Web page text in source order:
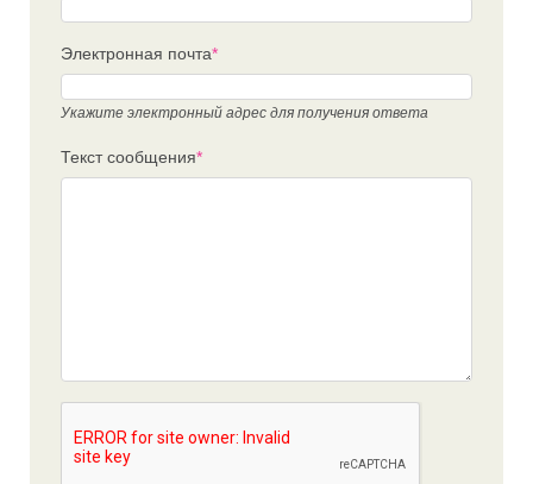
Электронная почта*
Укажите электронный адрес для получения ответа
Текст сообщения*